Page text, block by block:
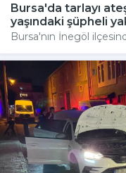
Bursa'da tarlayı
yaşındaki şüpheli
Bursa'nın İnegöl